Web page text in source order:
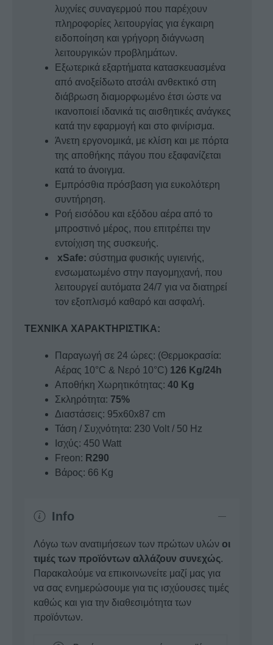
λυχνίες συναγερμού που παρέχουν
πληροφορίες λειτουργίας για έγκαιρη
ειδοποίηση και γρήγορη διάγνωση
λειτουργικών προβλημάτων.
Εξωτερικά εξαρτήματα κατασκευασμένα
από ανοξείδωτο ατσάλι ανθεκτικό στη
διάβρωση διαμορφωμένο έτσι ώστε να
ικανοποιεί ιδανικά τις αισθητικές ανάγκες
κατά την εφαρμογή και στο φινίρισμα.
Άνετη εργονομικά, με κλίση και με πόρτα
της αποθήκης πάγου που εξαφανίζεται
κατά το άνοιγμα.
Εμπρόσθια πρόσβαση για ευκολότερη
συντήρηση.
Ροή εισόδου και εξόδου αέρα από το
μπροστινό μέρος, που επιτρέπει την
εντοίχιση της συσκευής.
xSafe: σύστημα φυσικής υγιεινής,
ενσωματωμένο στην παγομηχανή, που
λειτουργεί αυτόματα 24/7 για να διατηρεί
τον εξοπλισμό καθαρό και ασφαλή.
ΤΕΧΝΙΚΑ ΧΑΡΑΚΤΗΡΙΣΤΙΚΑ:
Παραγωγή σε 24 ώρες: (Θερμοκρασία:
Αέρας 10°C & Νερό 10°C) 126 Kg/24h
Αποθήκη Χωρητικότητας: 40 Kg
Σκληρότητα: 75%
Διαστάσεις: 95x60x87 cm
Τάση / Συχνότητα: 230 Volt / 50 Hz
Ισχύς: 450 Watt
Freon: R290
Βάρος: 66 Kg
Info
Λόγω των ανατιμήσεων των πρώτων υλών οι
τιμές των προϊόντων αλλάζουν συνεχώς.
Παρακαλούμε να επικοινωνείτε μαζί μας για
να σας ενημερώσουμε για τις ισχύουσες τιμές
καθώς και για την διαθεσιμότητα των
προϊόντων.